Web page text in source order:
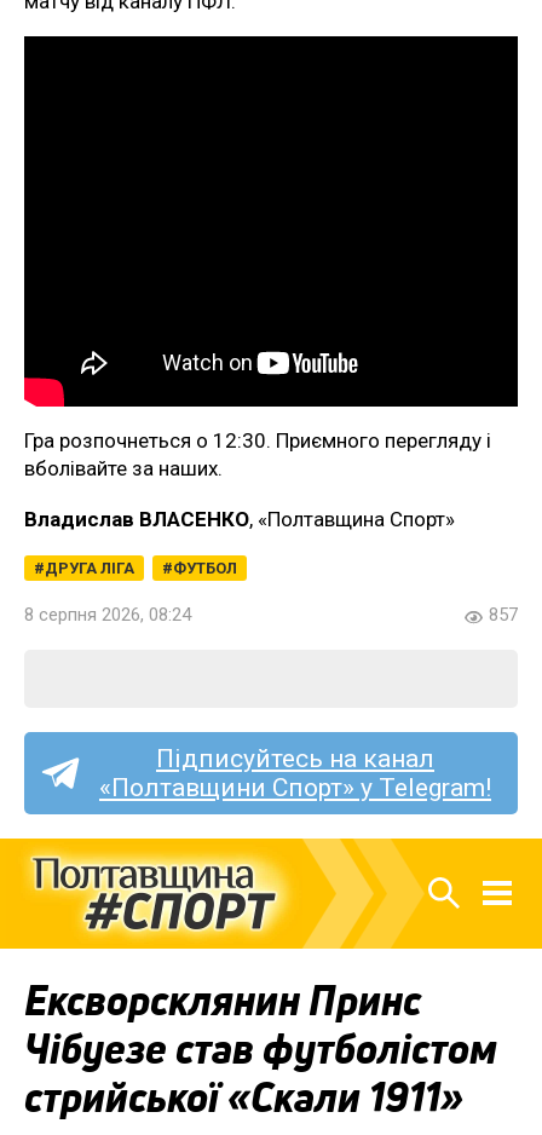
Гра розпочнеться о 12:30. Приємного перегляду і
вболівайте за наших.
Владислав ВЛАСЕНКО, «Полтавщина Спорт»
ДРУГА ЛІГА ФУТБОЛ
8 серпня 2026, 08:24 857
Підписуйтесь на канал
«Полтавщини Спорт» у Telegram!
Ексворсклянин Принс
Чібуезе став футболістом
стрийської «Скали 1911»